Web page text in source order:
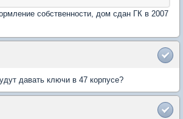
собственности, дом сдан ГК в 2007
давать ключи в 47 корпусе?